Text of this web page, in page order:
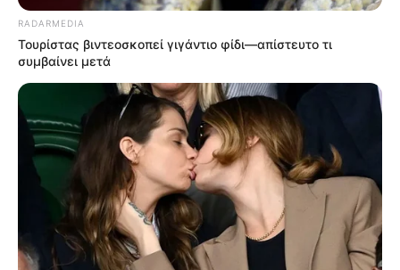
Ακολουθήστε το evianews.com στο
News
ΤΑ ΠΙΟ ΔΗΜΟΦΙΛΗ
RADARMEDIA
Τουρίστας βιντεοσκοπεί γιγάντιο φίδι—απίστευτο τι
συμβαίνει μετά